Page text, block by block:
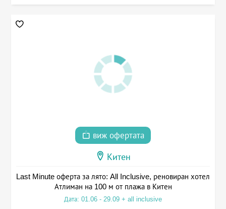
виж офертата
Китен
Last Minute оферта за лято: All Inclusive, реновиран хотел
Атлиман на 100 м от плажа в Китен
Дата: 01.06 - 29.09 + all inclusive